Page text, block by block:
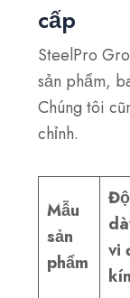
cấp
SteelPro
sản phẩm,
Chúng tôi
chỉnh.
Mẫu
sản
phẩm
Độ
vi